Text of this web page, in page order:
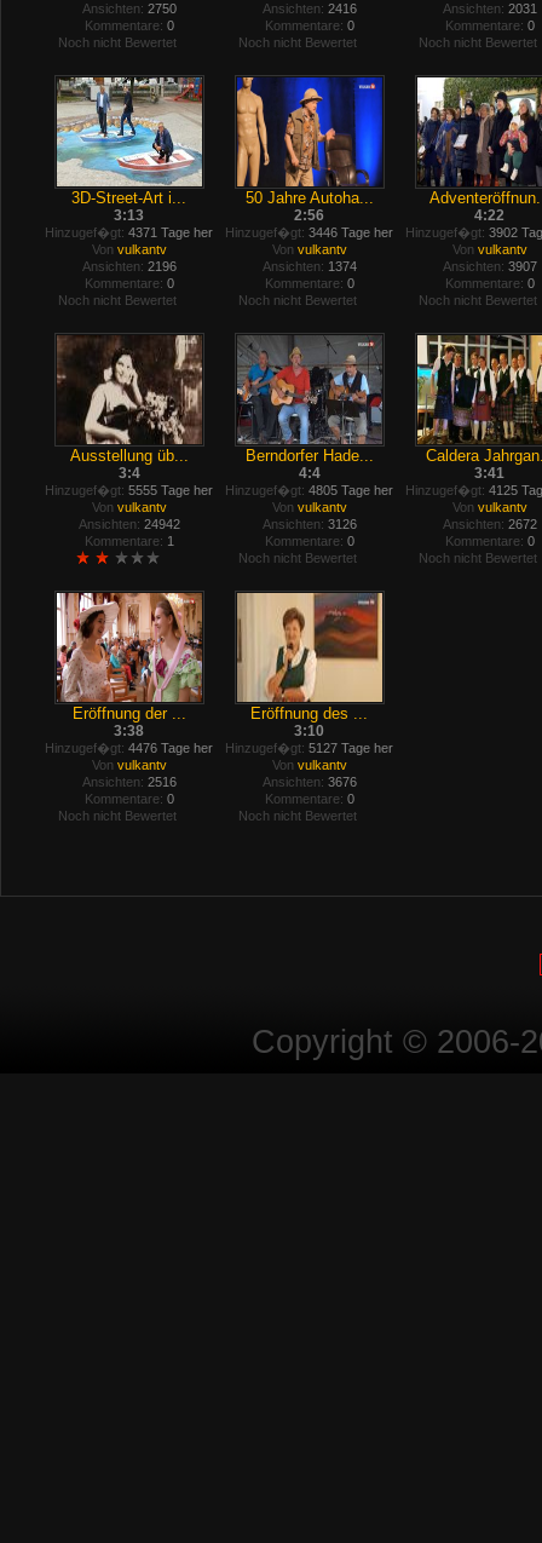
Ansichten: 2750
Kommentare: 0
Noch nicht Bewertet
Ansichten: 2416
Kommentare: 0
Noch nicht Bewertet
Ansichten: 2031
Kommentare: 0
Noch nicht Bewertet
3D-Street-Art i...
3:13
Hinzugef�gt: 4371 Tage her
Von vulkantv
Ansichten: 2196
Kommentare: 0
Noch nicht Bewertet
50 Jahre Autoha...
2:56
Hinzugef�gt: 3446 Tage her
Von vulkantv
Ansichten: 1374
Kommentare: 0
Noch nicht Bewertet
4:22
Hinzugef�gt: 3902
Von vulkantv
Ansichten: 3907
Kommentare: 0
Noch nicht Bewertet
Ausstellung üb...
3:4
Hinzugef�gt: 5555 Tage her
Von vulkantv
Ansichten: 24942
Kommentare: 1
Berndorfer Hade...
4:4
Hinzugef�gt: 4805 Tage her
Von vulkantv
Ansichten: 3126
Kommentare: 0
Noch nicht Bewertet
Caldera
3:41
Hinzugef�gt: 4125
Von vulkantv
Ansichten: 2672
Kommentare: 0
Noch nicht Bewertet
Eröffnung der ...
3:38
Hinzugef�gt: 4476 Tage her
Von vulkantv
Ansichten: 2516
Kommentare: 0
Noch nicht Bewertet
Eröffnung des ...
3:10
Hinzugef�gt: 5127 Tage her
Von vulkantv
Ansichten: 3676
Kommentare: 0
Noch nicht Bewertet
Copyright © 2006-